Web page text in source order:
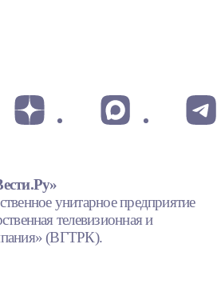
унитарное предприятие
телевизионная и
(ВГТРК).